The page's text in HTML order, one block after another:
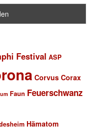
Festival ASP
Corvus Corax
Faun Feuerschwanz
Hämatom